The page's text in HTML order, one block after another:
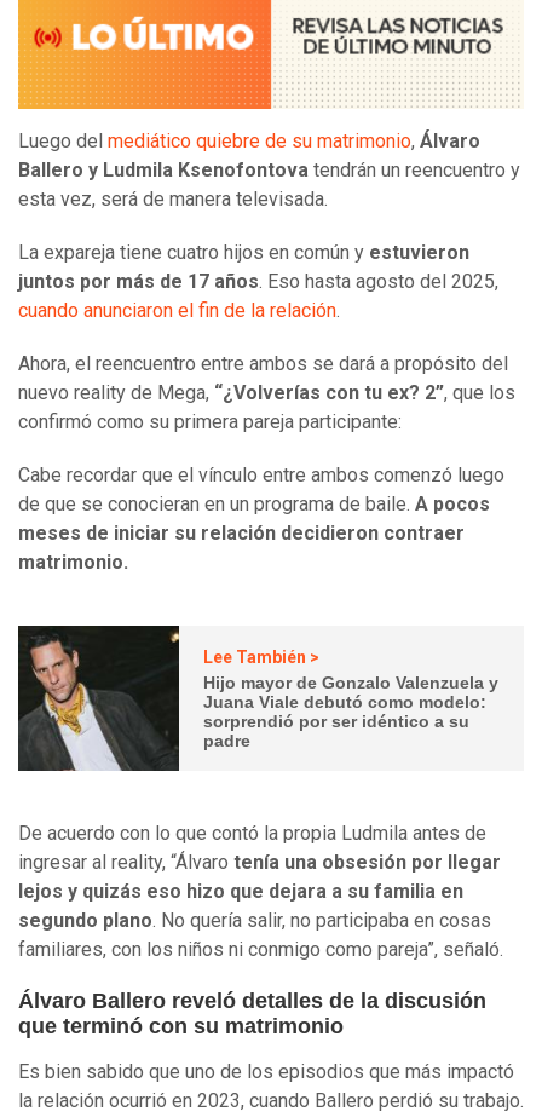
Luego del mediático quiebre de su matrimonio, Álvaro
Ballero y Ludmila Ksenofontova tendrán un reencuentro y
esta vez, será de manera televisada.
La expareja tiene cuatro hijos en común y estuvieron
juntos por más de 17 años. Eso hasta agosto del 2025,
cuando anunciaron el fin de la relación.
Ahora, el reencuentro entre ambos se dará a propósito del
nuevo reality de Mega, “¿Volverías con tu ex? 2”, que los
confirmó como su primera pareja participante:
Cabe recordar que el vínculo entre ambos comenzó luego
de que se conocieran en un programa de baile. A pocos
meses de iniciar su relación decidieron contraer
matrimonio.
Lee También >
Hijo mayor de Gonzalo Valenzuela y
Juana Viale debutó como modelo:
sorprendió por ser idéntico a su
padre
De acuerdo con lo que contó la propia Ludmila antes de
ingresar al reality, “Álvaro tenía una obsesión por llegar
lejos y quizás eso hizo que dejara a su familia en
segundo plano. No quería salir, no participaba en cosas
familiares, con los niños ni conmigo como pareja”, señaló.
Álvaro Ballero reveló detalles de la discusión
que terminó con su matrimonio
Es bien sabido que uno de los episodios que más impactó
la relación ocurrió en 2023, cuando Ballero perdió su trabajo.